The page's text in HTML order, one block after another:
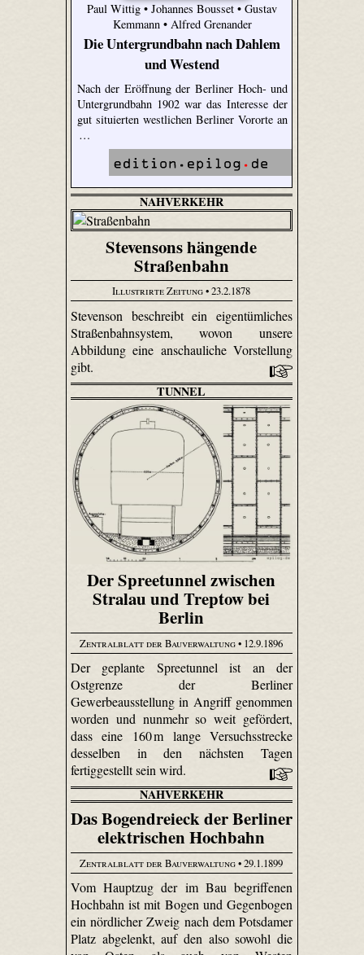
Paul Wittig • Johannes Bousset • Gustav
Kemmann • Alfred Grenander
Die Untergrundbahn nach Dahlem
und Westend
Nach der Eröffnung der Berliner Hoch- und
Untergrundbahn 1902 war das Interesse der
gut situierten westlichen Berliner Vororte an
…
NAHVERKEHR
Stevensons hängende
Straßenbahn
Illustrirte Zeitung• 23.2.1878
Stevenson beschreibt ein eigentümliches
Straßenbahnsystem, wovon unsere
Abbildung eine anschauliche Vorstellung
gibt.
TUNNEL
Der Spreetunnel zwischen
Stralau und Treptow bei
Berlin
Zentralblatt der Bauverwaltung• 12.9.1896
Der geplante Spree­tunnel ist an der
Ostgrenze der Berliner
Gewerbeausstellung in Angriff genommen
worden und nunmehr so weit gefördert,
dass eine 160 m lange Versuchsstrecke
desselben in den nächsten Tagen
fertiggestellt sein wird.
NAHVERKEHR
Das Bogendreieck der Berliner
elektrischen Hochbahn
Zentralblatt der Bauverwaltung• 29.1.1899
Vom Hauptzug der im Bau begriffenen
Hochbahn ist mit Bogen und Gegenbogen
ein nördlicher Zweig nach dem Potsdamer
Platz abgelenkt, auf den also sowohl die